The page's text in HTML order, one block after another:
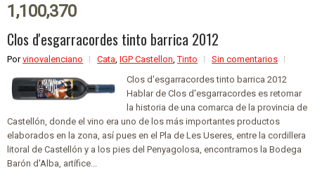
1,100,370
Clos d'esgarracordes tinto barrica 2012
Porvinovalenciano Cata IGP Castellon ,Tinto
Sin comentarios
Clos d'esgarracordes tinto barrica 2012
Hablar de Clos d'esgarracordes es retomar
la historia de una comarca de la provincia de
Castellón, donde el vino era uno de los más importantes productos
elaborados en la zona, así pues en el Pla de Les Useres, entre la cordillera
litoral de Castellón y a los pies del Penyagolosa, encontramos la Bodega
Barón d'Alba, artífice...